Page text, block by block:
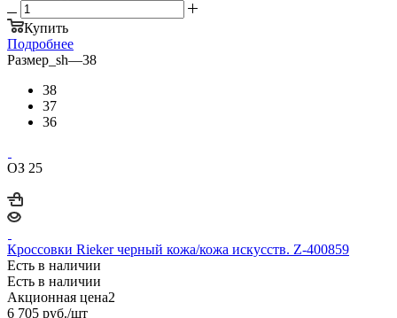
Купить
Подробнее
Размер_sh—38
38
37
36
ОЗ 25
Кроссовки Rieker черный кожа/кожа искусств. Z-400859
Есть в наличии
Есть в наличии
Акционная цена2
6 705 руб./шт